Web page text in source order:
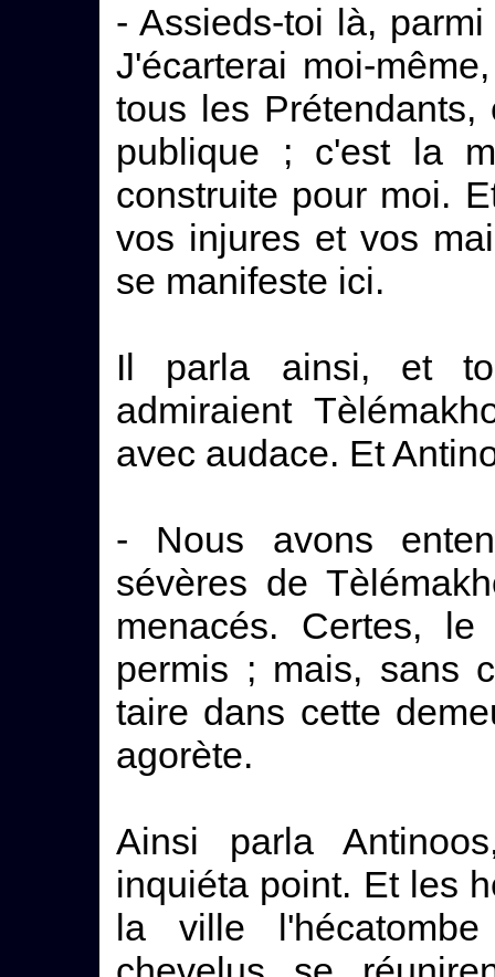
- Assieds-toi là,
J'écarterai moi-
tous les
publique ; c'est la
construite pour moi.
vos injures et vos
se manifeste ici.
Il parla ainsi, et
admiraient
avec audace. Et
- Nous avons
sévères de
menacés. Certes,
permis ; mais, sans
taire dans cette
agorète.
Ainsi parla
inquiéta point. Et les
la ville